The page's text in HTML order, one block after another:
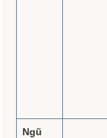
Ngũ